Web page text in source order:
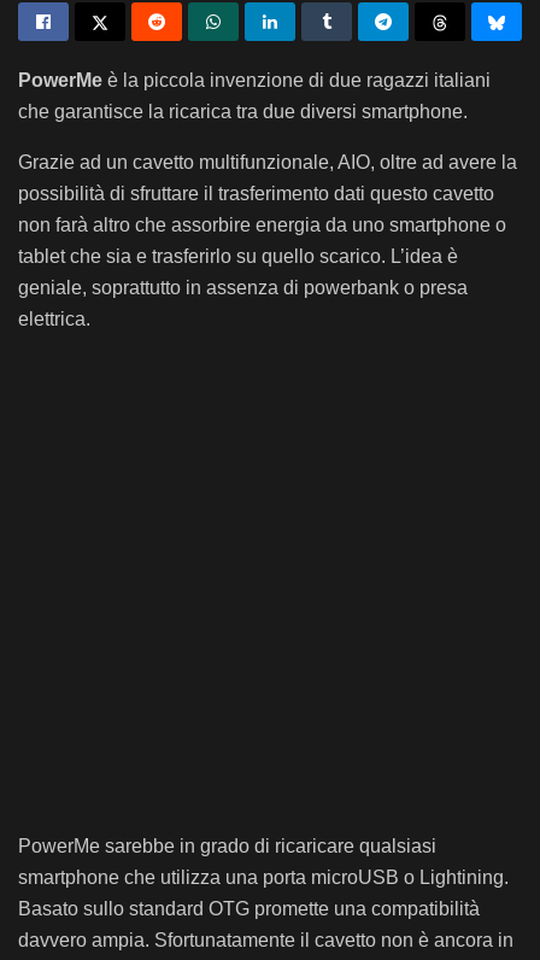
PowerMe è la piccola invenzione di due ragazzi italiani
che garantisce la ricarica tra due diversi smartphone.
Grazie ad un cavetto multifunzionale, AIO, oltre ad avere la
possibilità di sfruttare il trasferimento dati questo cavetto
non farà altro che assorbire energia da uno smartphone o
tablet che sia e trasferirlo su quello scarico. L’idea è
geniale, soprattutto in assenza di powerbank o presa
elettrica.
PowerMe sarebbe in grado di ricaricare qualsiasi
smartphone che utilizza una porta microUSB o Lightining.
Basato sullo standard OTG promette una compatibilità
davvero ampia. Sfortunatamente il cavetto non è ancora in